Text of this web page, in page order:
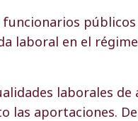
funcionarios
laboral en el
laborales
las aportaciones.